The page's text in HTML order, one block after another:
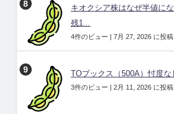
キオクシア株はなぜ半値に
残1...
4件のビュー 7月 27, 2026 に投
TOブックス（500A）忖度
3件のビュー 2月 11, 2026 に投